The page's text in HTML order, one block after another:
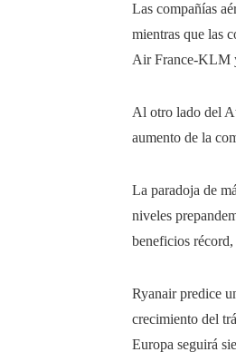
Las compañías
mientras que las
Air France-KLM
Al otro lado del
aumento de la
La paradoja de
niveles
beneficios récord,
Ryanair predice
crecimiento del
Europa seguirá